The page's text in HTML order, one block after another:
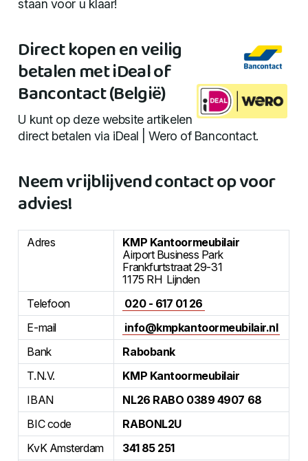
staan voor u klaar!
Direct kopen en veilig
betalen met iDeal of
Bancontact (België)
U kunt op deze website artikelen
direct betalen via iDeal | Wero of Bancontact.
Neem vrijblijvend contact op voor
advies!
Adres
KMP Kantoormeubilair
Airport Business Park
Frankfurtstraat 29-31
1175 RH Lijnden
Telefoon
020 - 617 01 26
E-mail
info@kmpkantoormeubilair.nl
Bank
Rabobank
T.N.V.
KMP Kantoormeubilair
IBAN
NL26 RABO 0389 4907 68
BIC code
RABONL2U
KvK Amsterdam
341 85 251